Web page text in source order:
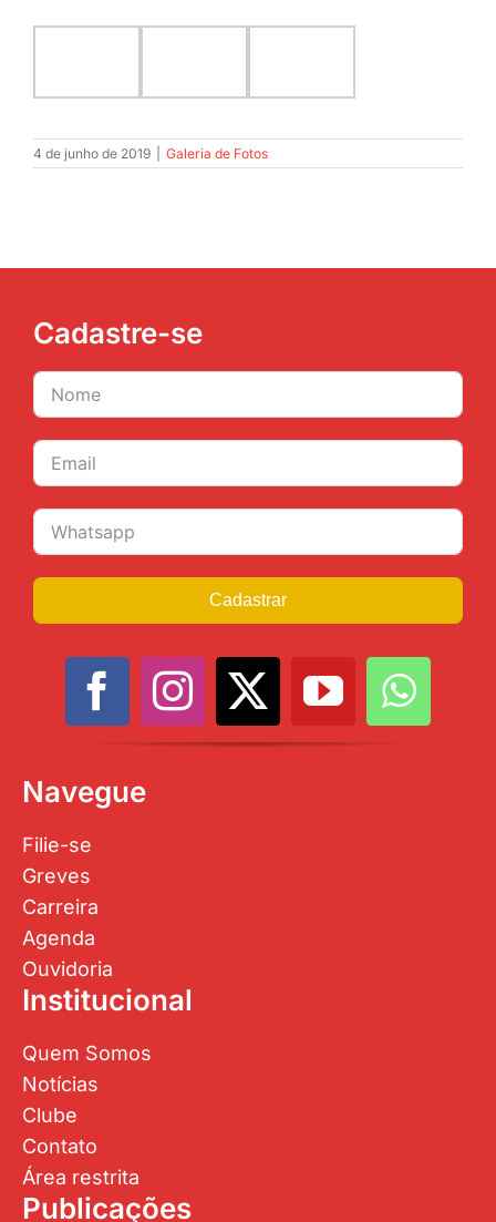
Cadastre-se
Cadastrar
Navegue
Filie-se
Agenda
Ouvidoria
Institucional
Quem Somos
Clube
Contato
Área restrita
Publicações
Jornal Sinasefe
Prestação de Contas
Galeria de Fotos
Galeria de Vídeos